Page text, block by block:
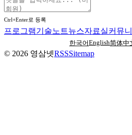
Ctrl+Enter로 등록
프로그램기술노트뉴스자료실커뮤
한국어English简体中
© 2026 영삼넷RSSSitemap